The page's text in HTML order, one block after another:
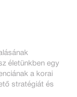
életünkben egy
a korai
stratégiát és